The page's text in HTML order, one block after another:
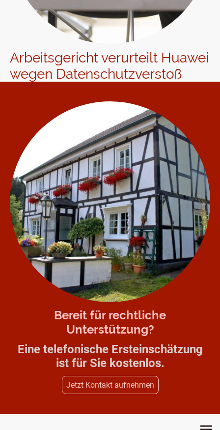
Arbeitsgericht verurteilt Huawei
wegen Datenschutzverstoß
Bereit für rechtliche
Unterstützung?
Eine telefonische Ersteinschätzung
ist für Sie kostenlos.
Jetzt Kontakt aufnehmen